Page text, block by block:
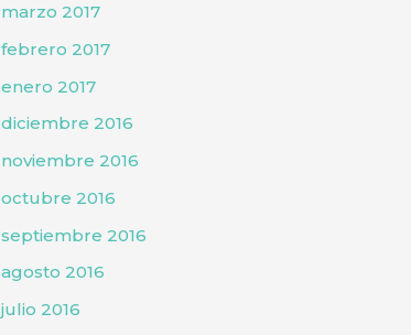
marzo 2017
febrero 2017
enero 2017
diciembre 2016
noviembre 2016
octubre 2016
septiembre 2016
agosto 2016
julio 2016